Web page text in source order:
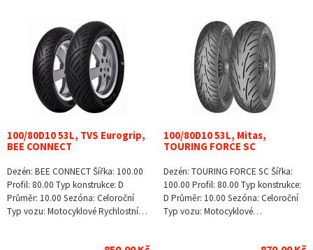
100/80D10 53L, TVS Eurogrip,
BEE CONNECT
Dezén: BEE CONNECT Šířka: 100.00
Profil: 80.00 Typ konstrukce: D
Průměr: 10.00 Sezóna: Celoroční
Typ vozu: Motocyklové Rychlostní…
100/80D10 53L, Mitas,
TOURING FORCE SC
Dezén: TOURING FORCE SC Šířka:
100.00 Profil: 80.00 Typ konstrukce:
D Průměr: 10.00 Sezóna: Celoroční
Typ vozu: Motocyklové…